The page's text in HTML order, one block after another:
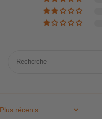
Sort by